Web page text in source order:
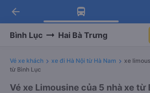
Tải app Vexere ngay!
Nhận ưu đãi thành viên độc
Tải app Vexere
-30k/ghế khi đặt vé máy bay
arrow_back
Bình Lục Hai Bà Trưng
Vé xe khách xe đi Hà Nội từ Hà Nam
xe
từ Bình Lục
Vé xe Limousine của 5 nhà xe từ